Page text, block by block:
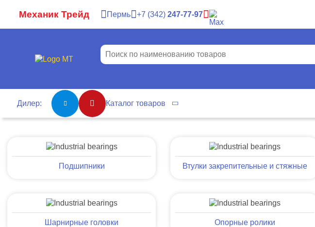
Механик Трейд Пермь 7 342 247-77-97
Дилер: Каталог товаров
Подшипники Втулки закрепительные и стяжные
Шарнирные головки Опорные ролики